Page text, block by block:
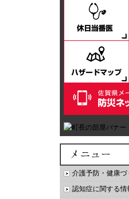
介護予防・健康
認知症に関する情